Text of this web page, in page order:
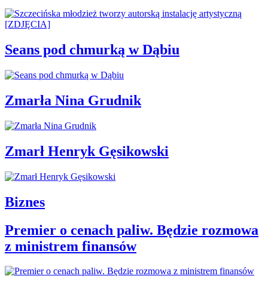
Seans pod chmurką w Dąbiu
Zmarła Nina Grudnik
Zmarł Henryk Gęsikowski
Biznes
Premier o cenach paliw. Będzie rozmowa
z ministrem finansów